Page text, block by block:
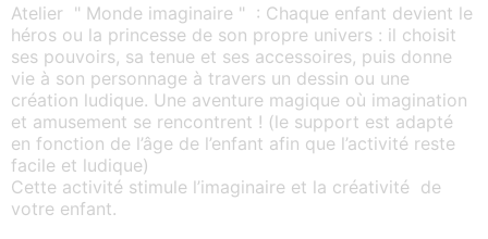
Atelier " Monde imaginaire " : Chaque enfant devient le
héros ou la princesse de son propre univers : il choisit
ses pouvoirs, sa tenue et ses accessoires, puis donne
vie à son personnage à travers un dessin ou une
création ludique. Une aventure magique où imagination
et amusement se rencontrent ! (le support est adapté
en fonction de l’âge de l’enfant afin que l’activité reste
facile et ludique)
Cette activité stimule l’imaginaire et la créativité de
votre enfant.